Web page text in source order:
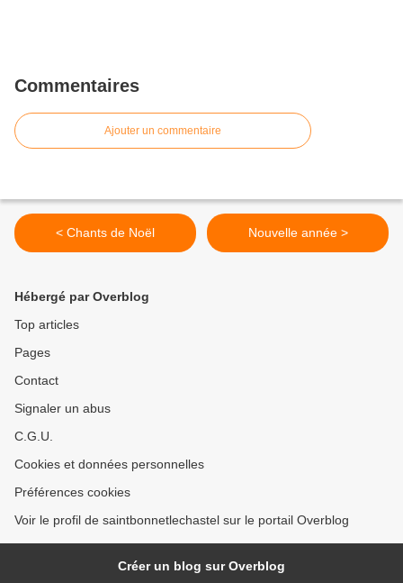
Commentaires
Ajouter un commentaire
< Chants de Noël Nouvelle année >
Hébergé par Overblog
Top articles
Pages
Contact
Signaler un abus
C.G.U.
Cookies et données personnelles
Préférences cookies
Voir le profil de saintbonnetlechastel sur le portail Overblog
Créer un blog sur Overblog